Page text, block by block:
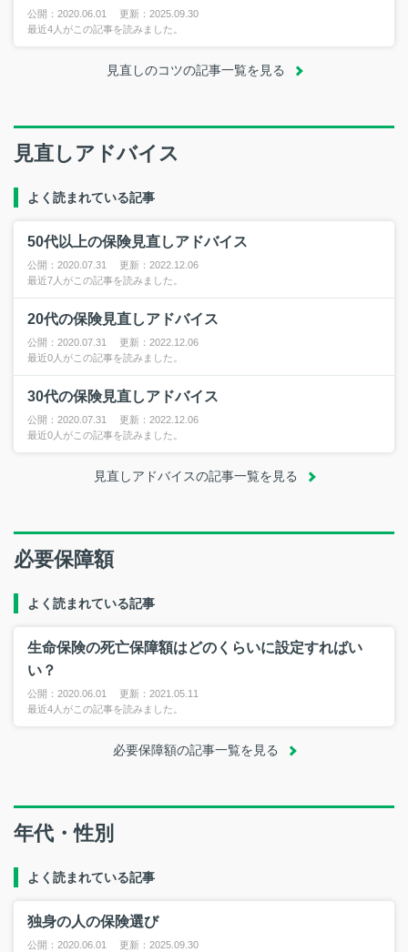
公開：2020.06.01 更新：2025.09.30
最近4人がこの記事を読みました。
見直しのコツの記事一覧を見る
見直しアドバイス
よく読まれている記事
50代以上の保険見直しアドバイス
公開：2020.07.31 更新：2022.12.06
最近7人がこの記事を読みました。
20代の保険見直しアドバイス
公開：2020.07.31 更新：2022.12.06
最近0人がこの記事を読みました。
30代の保険見直しアドバイス
公開：2020.07.31 更新：2022.12.06
最近0人がこの記事を読みました。
見直しアドバイスの記事一覧を見る
必要保障額
よく読まれている記事
生命保険の死亡保障額はどのくらいに設定すればい
い？
公開：2020.06.01 更新：2021.05.11
最近4人がこの記事を読みました。
必要保障額の記事一覧を見る
年代・性別
よく読まれている記事
独身の人の保険選び
公開：2020.06.01 更新：2025.09.30